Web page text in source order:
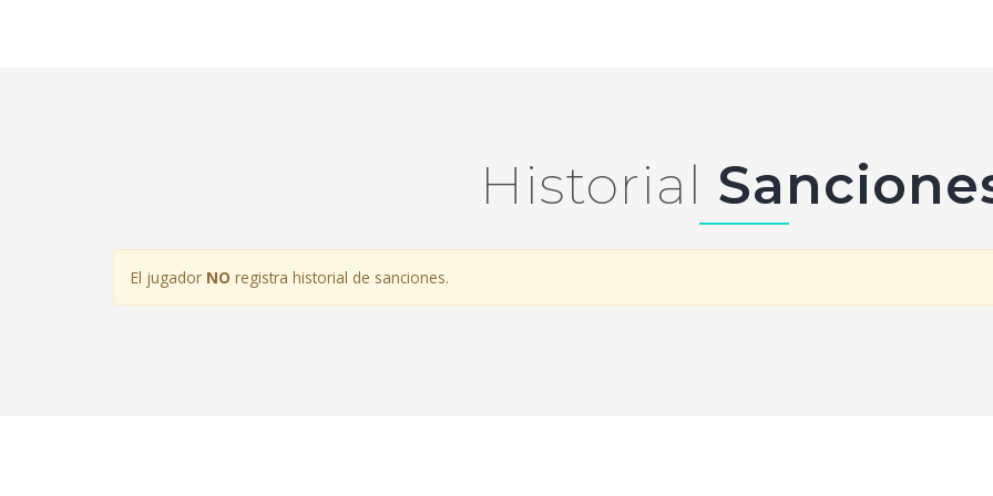
Historial
El jugador NO registra historial de sanciones.